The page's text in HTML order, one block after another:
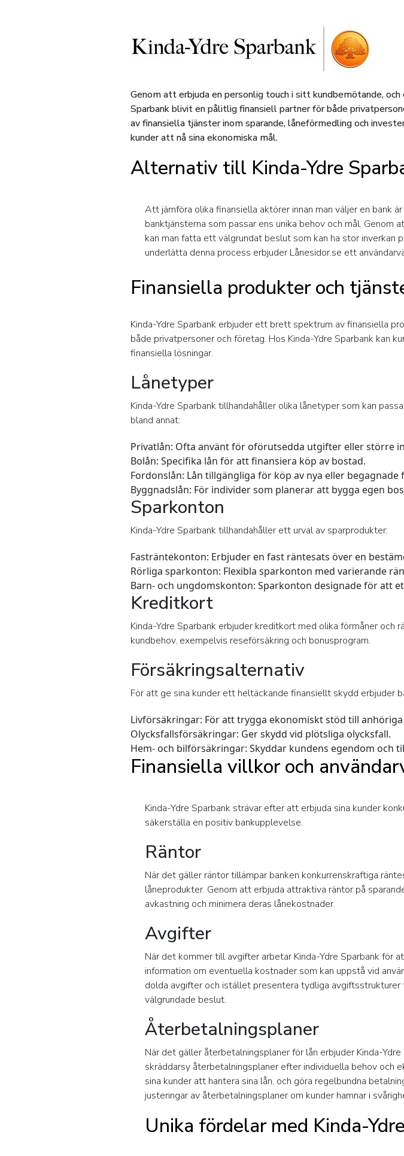
Genom att erbjuda en personlig touch i sitt kundbemötande,
Sparbank blivit en pålitlig finansiell partner för både
av finansiella tjänster inom sparande, låneförmedling och
kunder att nå sina ekonomiska mål.
Alternativ till Kinda-Ydre
Att jämföra olika finansiella aktörer innan man väljer en bank
banktjänsterna som passar ens unika behov och mål.
kan man fatta ett välgrundat beslut som kan ha stor inverkan
underlätta denna process erbjuder Lånesidor.se ett
Finansiella produkter och
Kinda-Ydre Sparbank erbjuder ett brett spektrum av finansiella
både privatpersoner och företag. Hos Kinda-Ydre Sparbank kan
finansiella lösningar.
Lånetyper
Kinda-Ydre Sparbank tillhandahåller olika lånetyper som kan
bland annat:
Privatlån: Ofta använt för oförutsedda utgifter eller större
Bolån: Specifika lån för att finansiera köp av bostad.
Fordonslån: Lån tillgängliga för köp av nya eller begagnade
Byggnadslån: För individer som planerar att bygga egen
Sparkonton
Kinda-Ydre Sparbank tillhandahåller ett urval av sparprodukter:
Fasträntekonton: Erbjuder en fast räntesats över en
Rörliga sparkonton: Flexibla sparkonton med varierande
Barn- och ungdomskonton: Sparkonton designade för att
Kreditkort
Kinda-Ydre Sparbank erbjuder kreditkort med olika förmåner och
kundbehov, exempelvis reseförsäkring och bonusprogram.
Försäkringsalternativ
För att ge sina kunder ett heltäckande finansiellt skydd erbjuder
Livförsäkringar: För att trygga ekonomiskt stöd till
Olycksfallsförsäkringar: Ger skydd vid plötsliga olycksfall.
Hem- och bilförsäkringar: Skyddar kundens egendom och
Finansiella villkor och
Kinda-Ydre Sparbank strävar efter att erbjuda sina kunder
säkerställa en positiv bankupplevelse.
Räntor
När det gäller räntor tillämpar banken konkurrenskraftiga
låneprodukter. Genom att erbjuda attraktiva räntor på
avkastning och minimera deras lånekostnader.
Avgifter
När det kommer till avgifter arbetar Kinda-Ydre Sparbank för
information om eventuella kostnader som kan uppstå vid
dolda avgifter och istället presentera tydliga
välgrundade beslut.
Återbetalningsplaner
När det gäller återbetalningsplaner för lån erbjuder Kinda-
skräddarsy återbetalningsplaner efter individuella behov
sina kunder att hantera sina lån, och göra regelbundna
justeringar av återbetalningsplaner om kunder hamnar i
Unika fördelar med Kinda-